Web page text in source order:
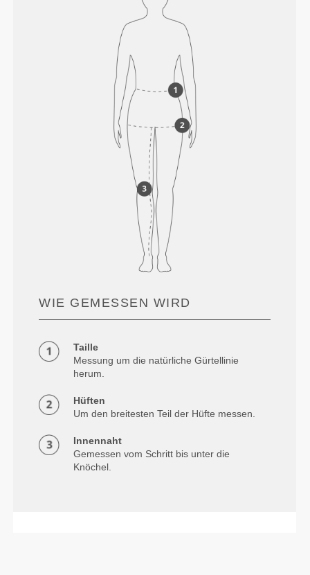
WIE GEMESSEN WIRD
Taille
Messung um die natürliche Gürtellinie
herum.
Hüften
Um den breitesten Teil der Hüfte messen.
Innennaht
Gemessen vom Schritt bis unter die
Knöchel.